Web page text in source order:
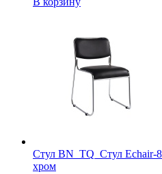
Стул BN_TQ_Стул Echair-
хром